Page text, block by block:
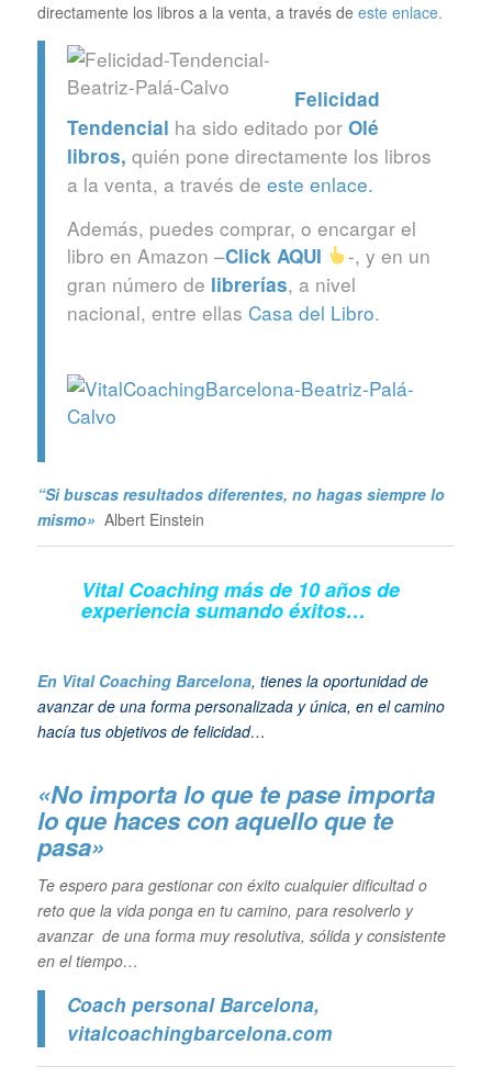
directamente los libros a la venta, a través de este enlace.
Felicidad
Tendencial ha sido editado por Olé
libros, quién pone directamente los libros
a la venta, a través de este enlace.
Además, puedes comprar, o encargar el
libro en Amazon –Click AQUI
-, y en un
gran número de librerías, a nivel
nacional, entre ellas Casa del Libro.
“Si buscas resultados diferentes, no hagas siempre lo
mismo» Albert Einstein
Vital Coaching más de 10 años de
experiencia sumando éxitos…
En Vital Coaching Barcelona, tienes la oportunidad de
avanzar de una forma personalizada y única, en el camino
hacía tus objetivos de felicidad…
«No importa lo que te pase importa
lo que haces con aquello que te
pasa»
Te espero para gestionar con éxito cualquier dificultad o
reto que la vida ponga en tu camino, para resolverlo y
avanzar de una forma muy resolutiva, sólida y consistente
en el tiempo…
Coach personal Barcelona,
vitalcoachingbarcelona.com